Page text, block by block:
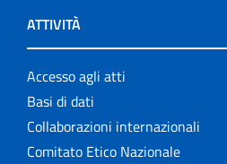
ATTIVITÀ
Accesso agli atti
Basi di dati
Collaborazioni internazionali
Comitato Etico Nazionale